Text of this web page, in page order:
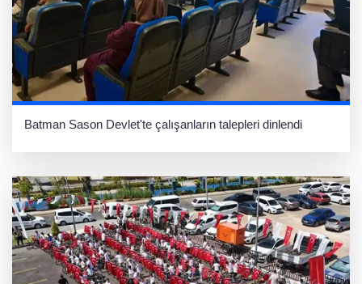
Batman Sason Devlet'te çalışanların talepleri dinlendi